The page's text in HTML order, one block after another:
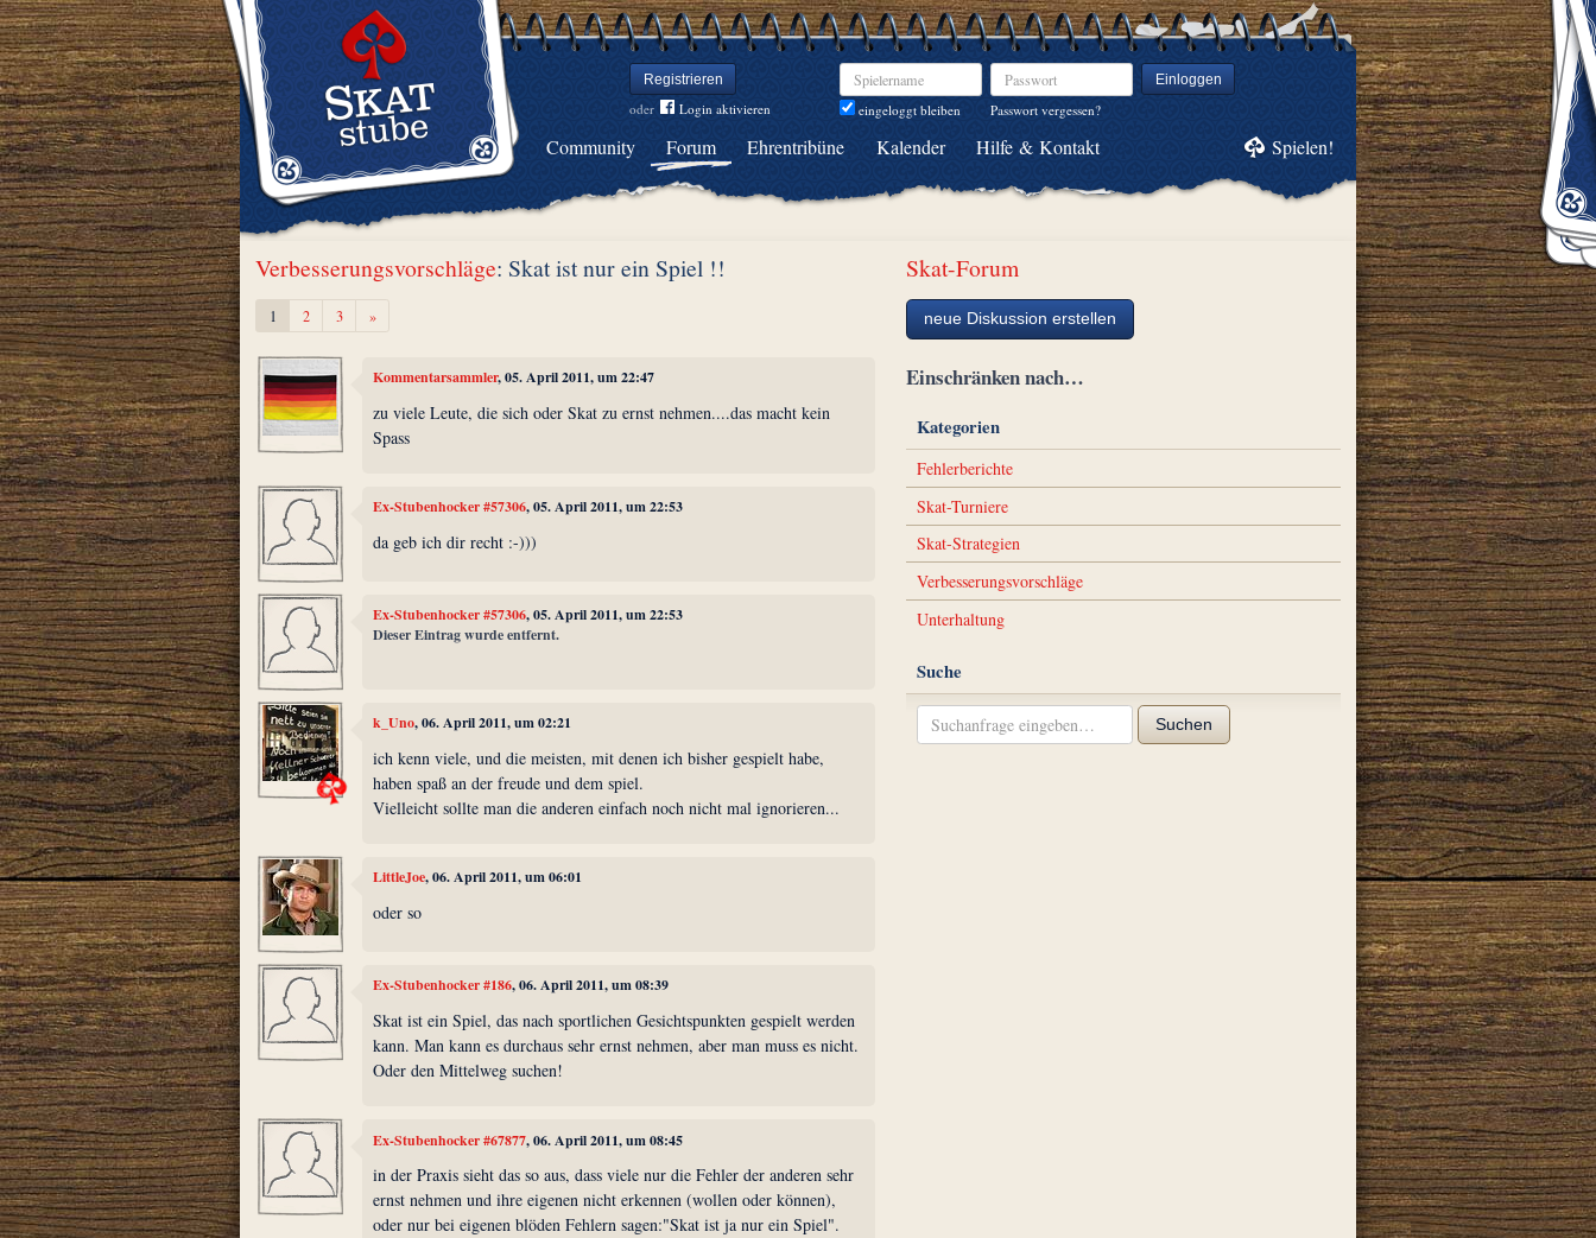
Registrieren
oder Login aktivieren
Spielername
eingeloggt bleiben
Passwort Einloggen
Passwort vergessen?
Community Forum Ehrentribüne Kalender Hilfe & Kontakt Spielen!
Verbesserungsvorschläge: Skat ist nur ein Spiel !!
1 2 3 »Weiter
Kommentarsammler, 05. April 2011, um 22:47
zu viele Leute, die sich oder Skat zu ernst nehmen....das macht kein
Spass
Ex-Stubenhocker #57306, 05. April 2011, um 22:53
da geb ich dir recht :-)))
Ex-Stubenhocker #57306, 05. April 2011, um 22:53
Dieser Eintrag wurde entfernt.
k_Uno, 06. April 2011, um 02:21
ich kenn viele, und die meisten, mit denen ich bisher gespielt habe,
haben spaß an der freude und dem spiel.
Vielleicht sollte man die anderen einfach noch nicht mal ignorieren...
LittleJoe, 06. April 2011, um 06:01
oder so
Ex-Stubenhocker #186, 06. April 2011, um 08:39
Skat ist ein Spiel, das nach sportlichen Gesichtspunkten gespielt werden
kann. Man kann es durchaus sehr ernst nehmen, aber man muss es nicht.
Oder den Mittelweg suchen!
Ex-Stubenhocker #67877, 06. April 2011, um 08:45
in der Praxis sieht das so aus, dass viele nur die Fehler der anderen sehr
ernst nehmen und ihre eigenen nicht erkennen (wollen oder können),
oder nur bei eigenen blöden Fehlern sagen:"Skat ist ja nur ein Spiel".
Skat-Forum
neue Diskussion erstellen
Einschränken nach…
Kategorien
Fehlerberichte
Skat-Turniere
Skat-Strategien
Verbesserungsvorschläge
Unterhaltung
Suche
Suchen